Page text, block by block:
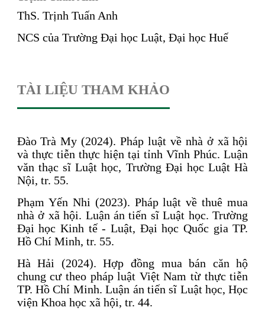
ThS. Trịnh Tuấn Anh
NCS của Trường Đại học Luật, Đại học Huế
TÀI LIỆU THAM KHẢO
Đào Trà My (2024). Pháp luật về nhà ở xã hội
và thực tiễn thực hiện tại tỉnh Vĩnh Phúc. Luận
văn thạc sĩ Luật học, Trường Đại học Luật Hà
Nội, tr. 55.
Phạm Yến Nhi (2023). Pháp luật về thuê mua
nhà ở xã hội. Luận án tiến sĩ Luật học. Trường
Đại học Kinh tế - Luật, Đại học Quốc gia TP.
Hồ Chí Minh, tr. 55.
Hà Hải (2024). Hợp đồng mua bán căn hộ
chung cư theo pháp luật Việt Nam từ thực tiễn
TP. Hồ Chí Minh. Luận án tiến sĩ Luật học, Học
viện Khoa học xã hội, tr. 44.